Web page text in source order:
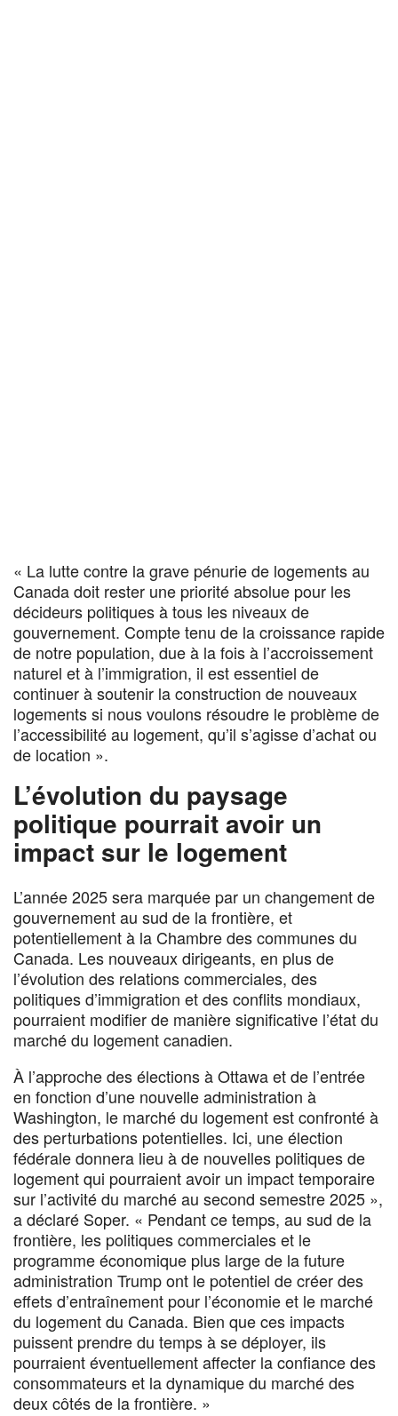
« La lutte contre la grave pénurie de logements au
Canada doit rester une priorité absolue pour les
décideurs politiques à tous les niveaux de
gouvernement. Compte tenu de la croissance rapide
de notre population, due à la fois à l’accroissement
naturel et à l’immigration, il est essentiel de
continuer à soutenir la construction de nouveaux
logements si nous voulons résoudre le problème de
l’accessibilité au logement, qu’il s’agisse d’achat ou
de location ».
L’évolution du paysage
politique pourrait avoir un
impact sur le logement
L’année 2025 sera marquée par un changement de
gouvernement au sud de la frontière, et
potentiellement à la Chambre des communes du
Canada. Les nouveaux dirigeants, en plus de
l’évolution des relations commerciales, des
politiques d’immigration et des conflits mondiaux,
pourraient modifier de manière significative l’état du
marché du logement canadien.
À l’approche des élections à Ottawa et de l’entrée
en fonction d’une nouvelle administration à
Washington, le marché du logement est confronté à
des perturbations potentielles. Ici, une élection
fédérale donnera lieu à de nouvelles politiques de
logement qui pourraient avoir un impact temporaire
sur l’activité du marché au second semestre 2025 »,
a déclaré Soper. « Pendant ce temps, au sud de la
frontière, les politiques commerciales et le
programme économique plus large de la future
administration Trump ont le potentiel de créer des
effets d’entraînement pour l’économie et le marché
du logement du Canada. Bien que ces impacts
puissent prendre du temps à se déployer, ils
pourraient éventuellement affecter la confiance des
consommateurs et la dynamique du marché des
deux côtés de la frontière. »